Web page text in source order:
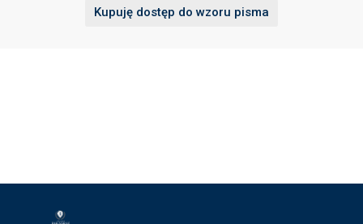
Kupuję dostęp do wzoru pisma